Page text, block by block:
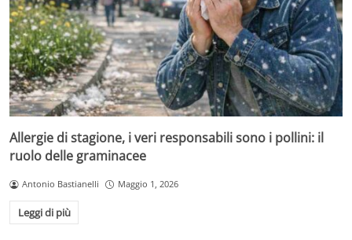
Allergie di stagione, i veri responsabili sono i pollini: il
ruolo delle graminacee
Antonio Bastianelli Maggio 1, 2026
Leggi di più